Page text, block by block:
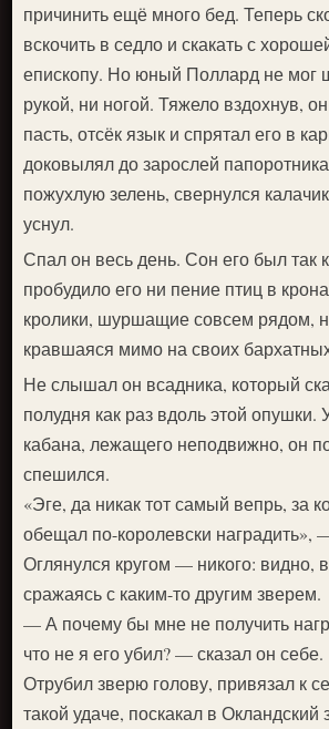
причинить ещё много бед. Теперь
вскочить в седло и скакать с
епископу. Но юный Поллард не мог
рукой, ни ногой. Тяжело вздохнув,
пасть, отсёк язык и спрятал его в
доковылял до зарослей
пожухлую зелень, свернулся
уснул.
Спал он весь день. Сон его был так
пробудило его ни пение птиц в
кролики, шуршащие совсем рядом,
кравшаяся мимо на своих
Не слышал он всадника, который
полудня как раз вдоль этой опушки.
кабана, лежащего неподвижно, он
спешился.
«Эге, да никак тот самый вепрь, за
обещал по-королевски наградить»,
Оглянулся кругом — никого: видно,
сражаясь с каким-то другим зверем.
— А почему бы мне не получить
что не я его убил? — сказал он себе.
Отрубил зверю голову, привязал к
такой удаче, поскакал в Окландский